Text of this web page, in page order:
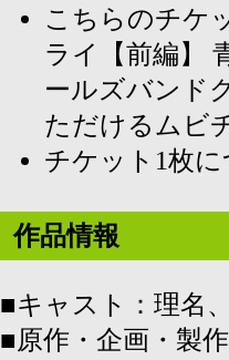
こちらのチケ
ライ【前編】
ールズバンド
ただけるムビ
チケット1枚に
作品情報
■キャスト：理名
■原作・企画・製